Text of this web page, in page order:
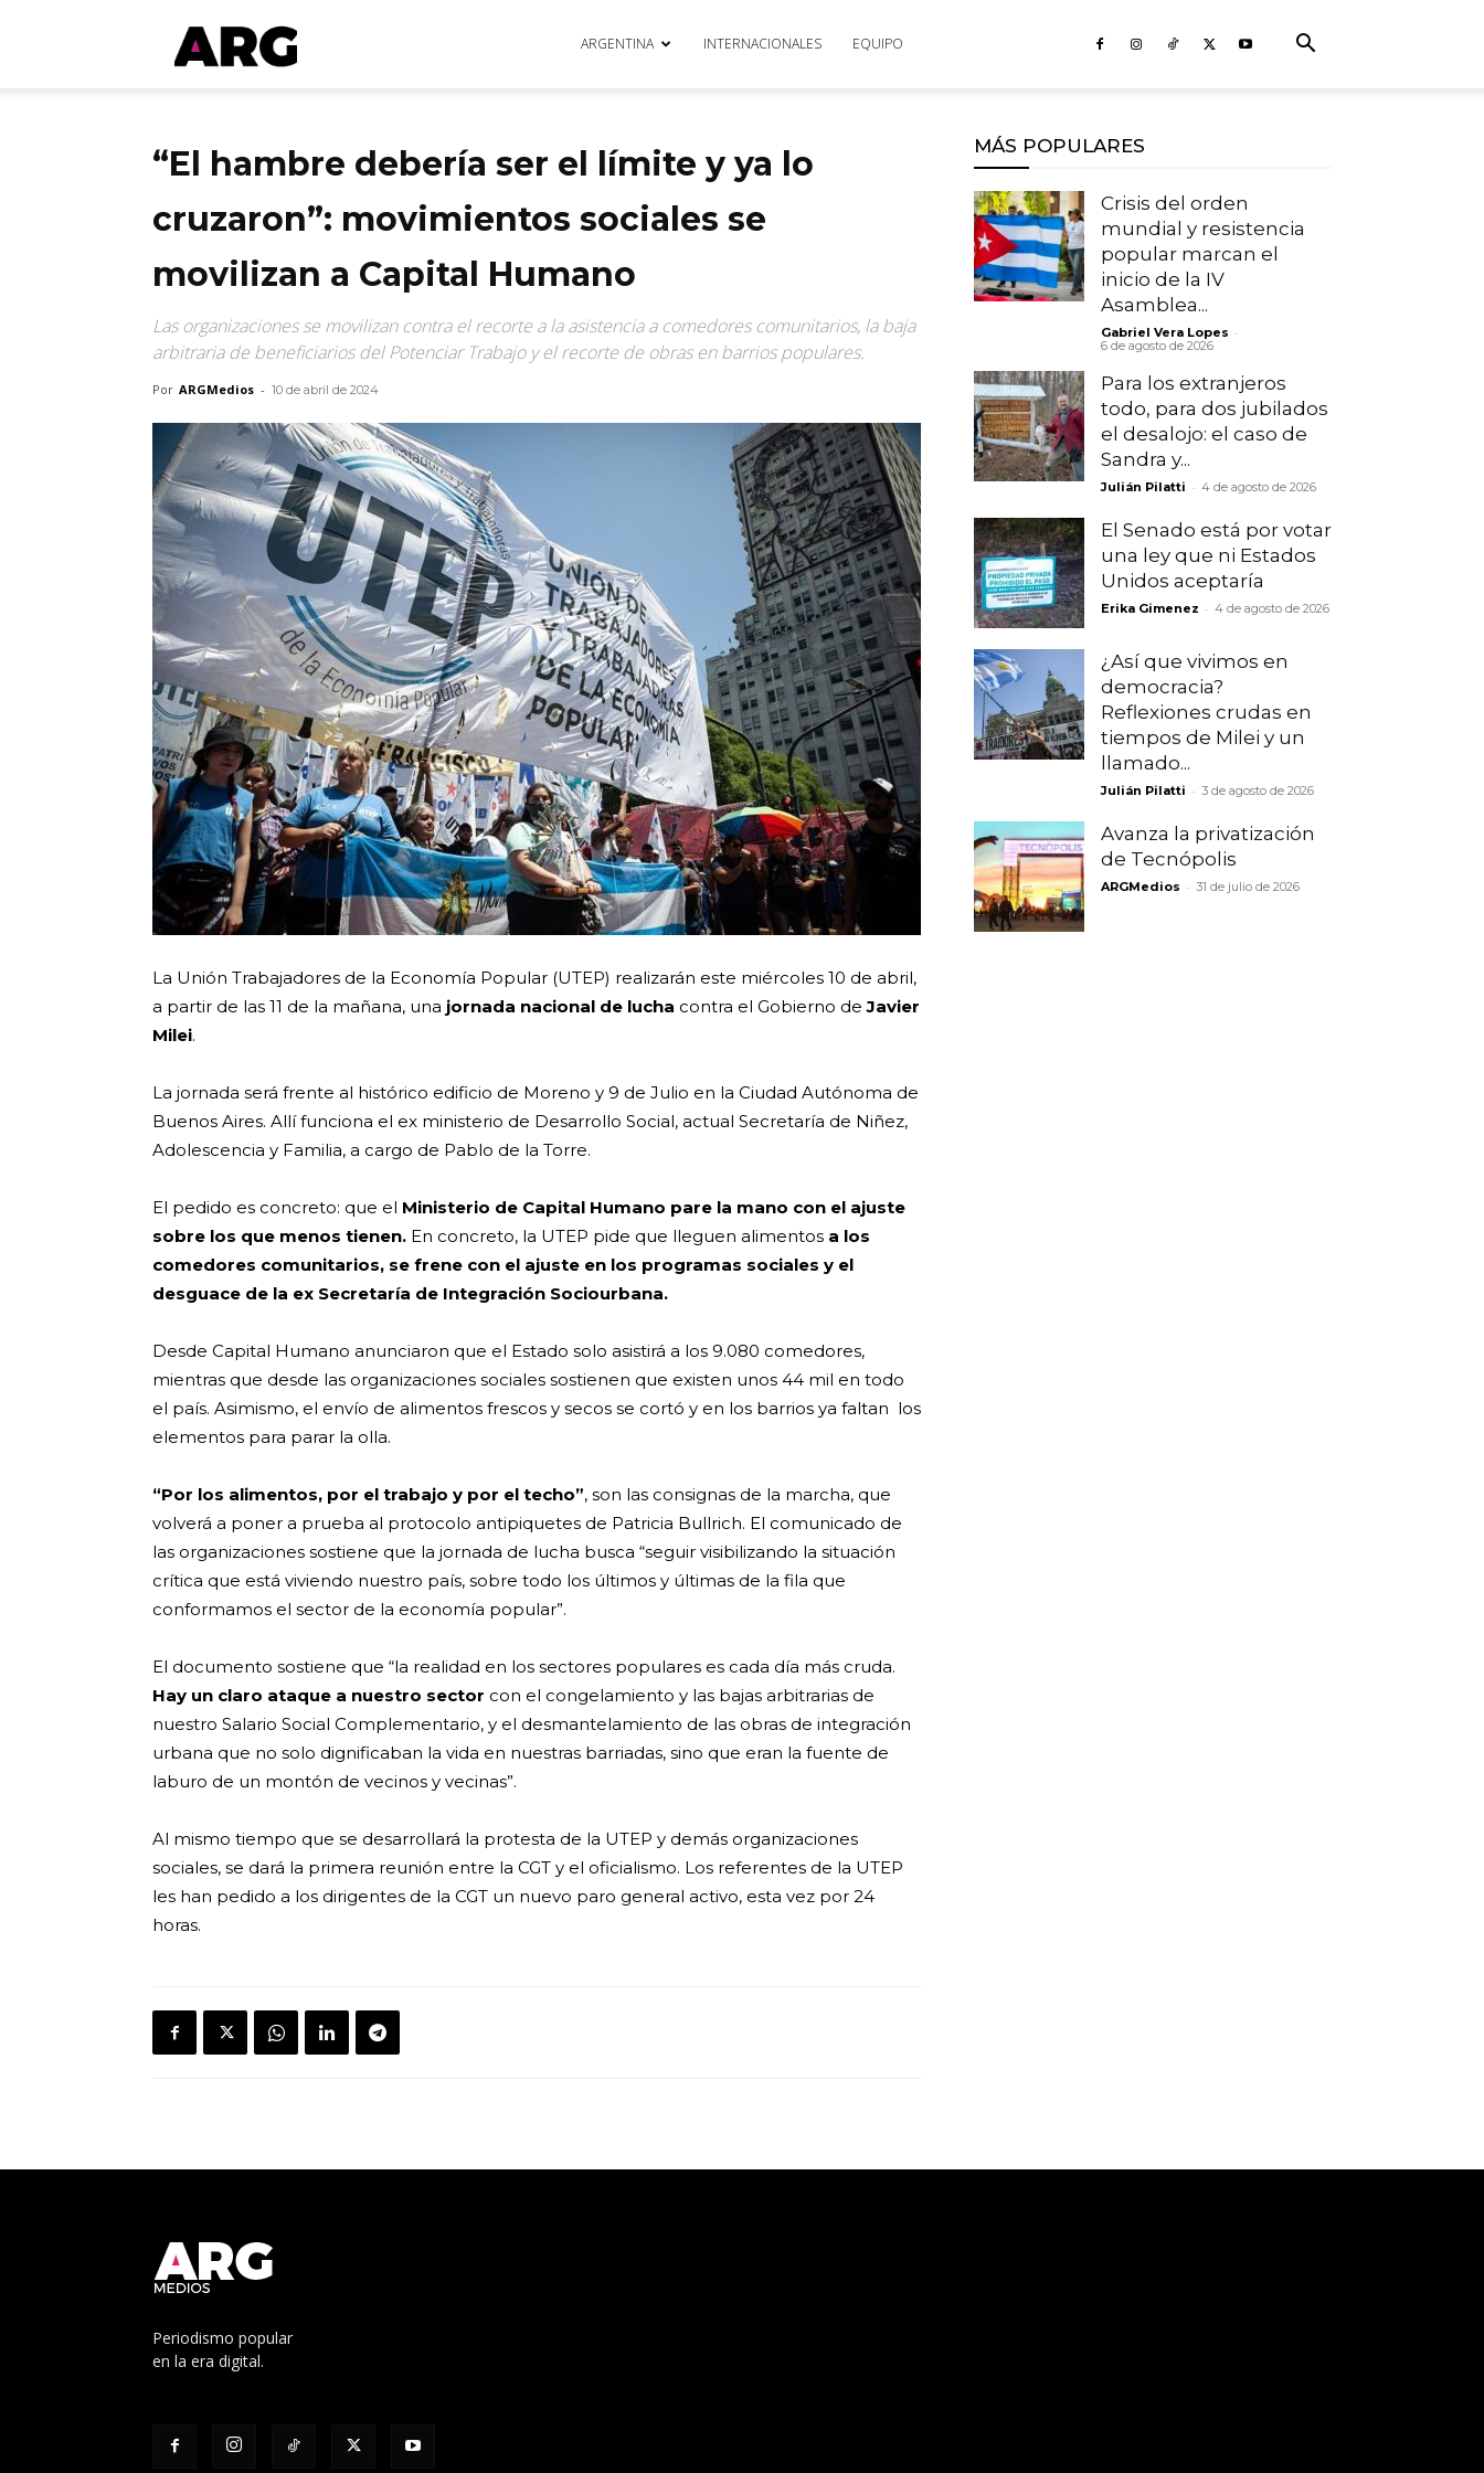
ARGmedios ARGENTINA INTERNACIONALES EQUIPO
“El hambre debería ser el límite y ya lo
cruzaron”: movimientos sociales se
movilizan a Capital Humano
Las organizaciones se movilizan contra el recorte a la asistencia a comedores comunitarios, la baja
arbitraria de beneficiarios del Potenciar Trabajo y el recorte de obras en barrios populares.
Por ARGMedios - 10 de abril de 2024
La Unión Trabajadores de la Economía Popular (UTEP) realizarán este miércoles 10 de abril,
a partir de las 11 de la mañana, una jornada nacional de lucha contra el Gobierno deJavier
Milei.
La jornada será frente al histórico edificio de Moreno y 9 de Julio en la Ciudad Autónoma de
Buenos Aires. Allí funciona el ex ministerio de Desarrollo Social, actual Secretaría de Niñez,
Adolescencia y Familia, a cargo de Pablo de la Torre.
El pedido es concreto: que el Ministerio de Capital Humano pare la mano con el ajuste
sobre los que menos tienen. En concreto, la UTEP pide que lleguen alimentos a los
comedores comunitarios, se frene con el ajuste en los programas sociales y el
desguace de la ex Secretaría de Integración Sociourbana.
Desde Capital Humano anunciaron que el Estado solo asistirá a los 9.080 comedores,
mientras que desde las organizaciones sociales sostienen que existen unos 44 mil en todo
el país. Asimismo, el envío de alimentos frescos y secos se cortó y en los barrios ya faltan los
elementos para parar la olla.
“Por los alimentos, por el trabajo y por el techo”, son las consignas de la marcha, que
volverá a poner a prueba al protocolo antipiquetes de Patricia Bullrich. El comunicado de
las organizaciones sostiene que la jornada de lucha busca “seguir visibilizando la situación
crítica que está viviendo nuestro país, sobre todo los últimos y últimas de la fila que
conformamos el sector de la economía popular”.
El documento sostiene que “la realidad en los sectores populares es cada día más cruda.
Hay un claro ataque a nuestro sector con el congelamiento y las bajas arbitrarias de
nuestro Salario Social Complementario, y el desmantelamiento de las obras de integración
urbana que no solo dignificaban la vida en nuestras barriadas, sino que eran la fuente de
laburo de un montón de vecinos y vecinas”.
Al mismo tiempo que se desarrollará la protesta de la UTEP y demás organizaciones
sociales, se dará la primera reunión entre la CGT y el oficialismo. Los referentes de la UTEP
les han pedido a los dirigentes de la CGT un nuevo paro general activo, esta vez por 24
horas.
MÁS POPULARES
Crisis del orden
mundial y resistencia
popular marcan el
inicio de la IV
Asamblea...
Gabriel Vera Lopes -
6 de agosto de 2026
Para los extranjeros
todo, para dos jubilados
el desalojo: el caso de
Sandra y...
Julián Pilatti - 4 de agosto de 2026
El Senado está por votar
una ley que ni Estados
Unidos aceptaría
Erika Gimenez - 4 de agosto de 2026
¿Así que vivimos en
democracia?
Reflexiones crudas en
tiempos de Milei y un
llamado...
Julián Pilatti - 3 de agosto de 2026
Avanza la privatización
de Tecnópolis
ARGMedios - 31 de julio de 2026
Periodismo popular
en la era digital.